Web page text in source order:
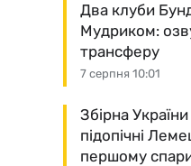
7 серпня 10:01
Два клуби
Мудриком:
трансферу
Збірна
підопічні
першому